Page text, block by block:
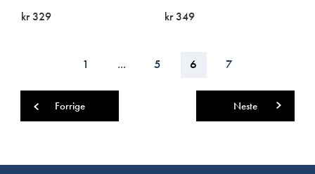
kr 329 kr 349
Side
Forrige
Side
1 ... Side
5
You're
currently
6 Side
7
Side
Neste